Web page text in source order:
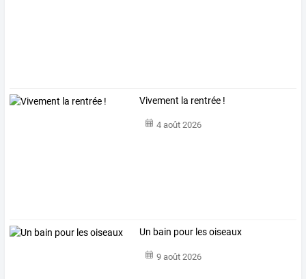
Vivement la rentrée !
4 août 2026
Un bain pour les oiseaux
9 août 2026